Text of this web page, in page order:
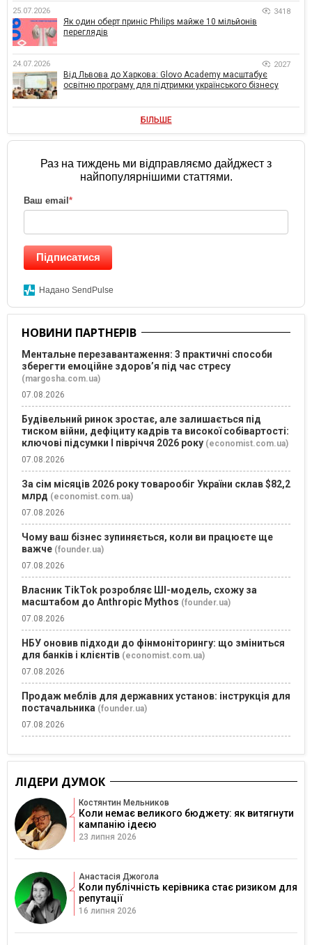
25.07.2026 3418
Як один оберт приніс Philips майже 10 мільйонів
переглядів
24.07.2026 2027
Від Львова до Харкова: Glovo Academy масштабує
освітню програму для підтримки українського бізнесу
БІЛЬШЕ
Раз на тиждень ми відправляємо дайджест з
найпопулярнішими статтями.
Ваш email *
Підписатися
Надано SendPulse
НОВИНИ ПАРТНЕРІВ
Ментальне перезавантаження: 3 практичні способи
зберегти емоційне здоров’я під час стресу
(margosha.com.ua)
07.08.2026
Будівельний ринок зростає, але залишається під
тиском війни, дефіциту кадрів та високої собівартості:
ключові підсумки І півріччя 2026 року (economist.com.ua)
07.08.2026
За сім місяців 2026 року товарообіг України склав $82,2
млрд (economist.com.ua)
07.08.2026
Чому ваш бізнес зупиняється, коли ви працюєте ще
важче (founder.ua)
07.08.2026
Власник TikTok розробляє ШІ-модель, схожу за
масштабом до Anthropic Mythos (founder.ua)
07.08.2026
НБУ оновив підходи до фінмоніторингу: що зміниться
для банків і клієнтів (economist.com.ua)
07.08.2026
Продаж меблів для державних установ: інструкція для
постачальника (founder.ua)
07.08.2026
ЛІДЕРИ ДУМОК
Костянтин Мельников
Коли немає великого бюджету: як витягнути
кампанію ідеєю
23 липня 2026
Анастасія Джогола
Коли публічність керівника стає ризиком для
репутації
16 липня 2026